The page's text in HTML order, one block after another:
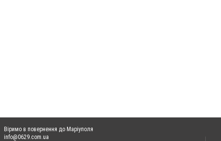
Віримо в повернення до Маріуполя
info@0629.com.ua